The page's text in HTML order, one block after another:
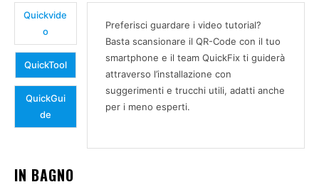
Quickvide
o
QuickTool
QuickGui
de
Preferisci guardare i video tutorial?
Basta scansionare il QR-Code con il tuo
smartphone e il team QuickFix ti guiderà
attraverso l’installazione con
suggerimenti e trucchi utili, adatti anche
per i meno esperti.
IN BAGNO